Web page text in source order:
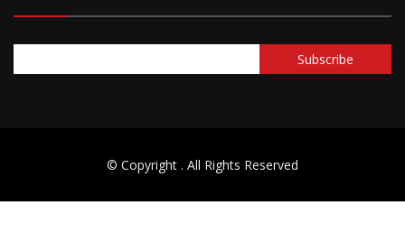
© Copyright . All Rights Reserved